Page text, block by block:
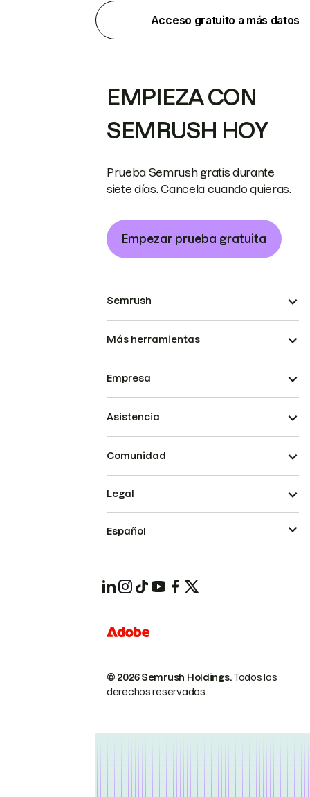
Acceso gratuito a más datos
EMPIEZA CON
SEMRUSH HOY
Prueba Semrush gratis durante
siete días. Cancela cuando quieras.
Empezar prueba gratuita
Semrush
Más herramientas
Empresa
Asistencia
Comunidad
© 2026 Semrush Holdings.Todos los
derechos reservados.
Legal
Español